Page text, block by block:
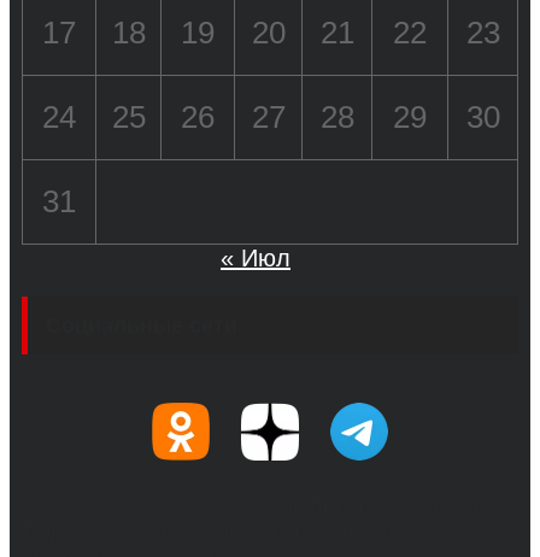
17 18 19 20 21 22 23
24 25 26 27 28 29 30
31
« Июл